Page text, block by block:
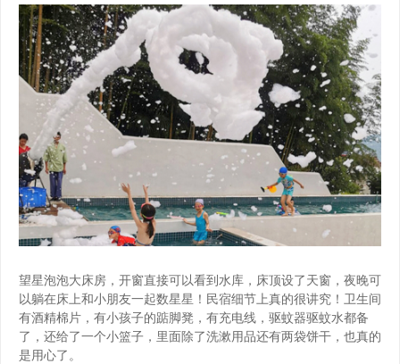
望星泡泡大床房，开窗直接可以看到水库，床顶设了天窗，夜晚可
以躺在床上和小朋友一起数星星！民宿细节上真的很讲究！卫生间
有酒精棉片，有小孩子的踮脚凳，有充电线，驱蚊器驱蚊水都备
了，还给了一个小篮子，里面除了洗漱用品还有两袋饼干，也真的
是用心了。